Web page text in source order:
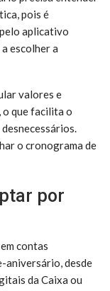
pois é
aplicativo
escolher a
valores e
o que facilita o
o cronograma de
por
contas
aniversário, desde
da Caixa ou